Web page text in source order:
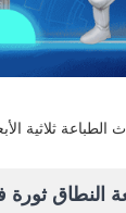
ثلاثية
النطاق ثورة